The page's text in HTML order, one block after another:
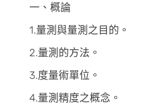
一、概論
1.量測與量測之目的。
2.量測的方法。
3.度量術單位。
4.量測精度之概念。